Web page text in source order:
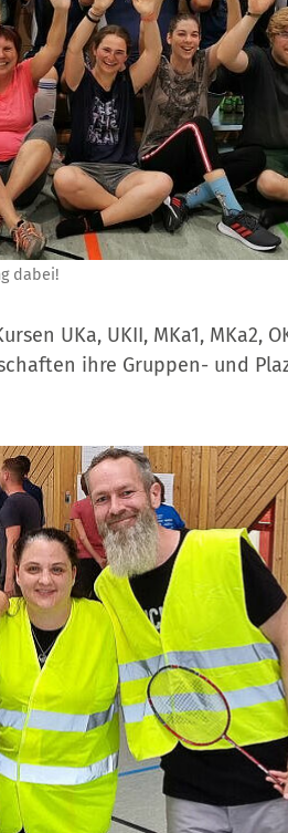
dabei!
UKa, UKII, MKa1, MKa2,
ihre Gruppen- und